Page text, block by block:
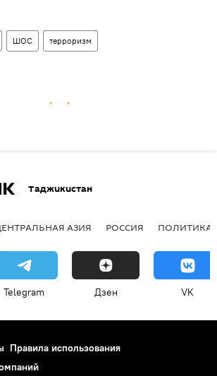
ШОС терроризм
Таджикистан
АЗИЯ РОССИЯ ПОЛИТИКА
Telegram Дзен VK
Правила использования